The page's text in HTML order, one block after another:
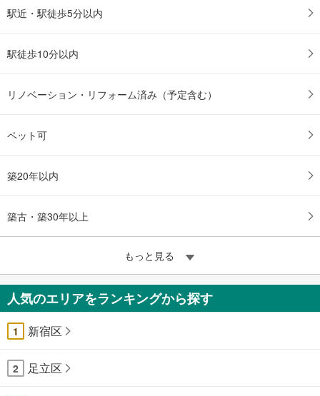
駅近・駅徒歩5分以内
駅徒歩10分以内
リノベーション・リフォーム済み（予定含む）
ペット可
築20年以内
築古・築30年以上
もっと見る
人気のエリアをランキングから探す
1 新宿区
2 足立区